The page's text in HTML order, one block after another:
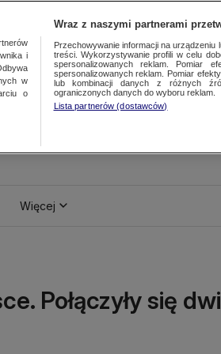
Więcej
Połączyły się
i
w
o
Wraz z naszymi partnerami
Przechowywanie informacji na urządzeniu
treści. Wykorzystywanie profili w celu
spersonalizowanych reklam. Pomiar
spersonalizowanych reklam. Pomiar
lub kombinacji danych z różnych
ograniczonych danych do wyboru reklam.
Lista partnerów (dostawców)